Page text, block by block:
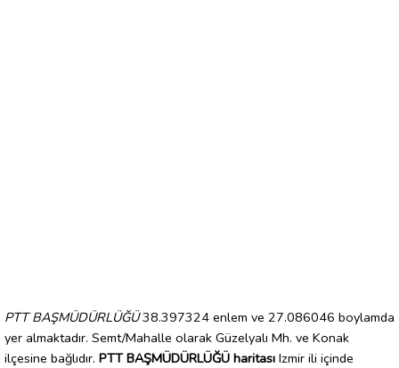
PTT BAŞMÜDÜRLÜĞÜ38.397324 enlem ve 27.086046 boylamda
yer almaktadır. Semt/Mahalle olarak Güzelyalı Mh. ve Konak
ilçesine bağlıdır. PTT BAŞMÜDÜRLÜĞÜ haritası Izmir ili içinde